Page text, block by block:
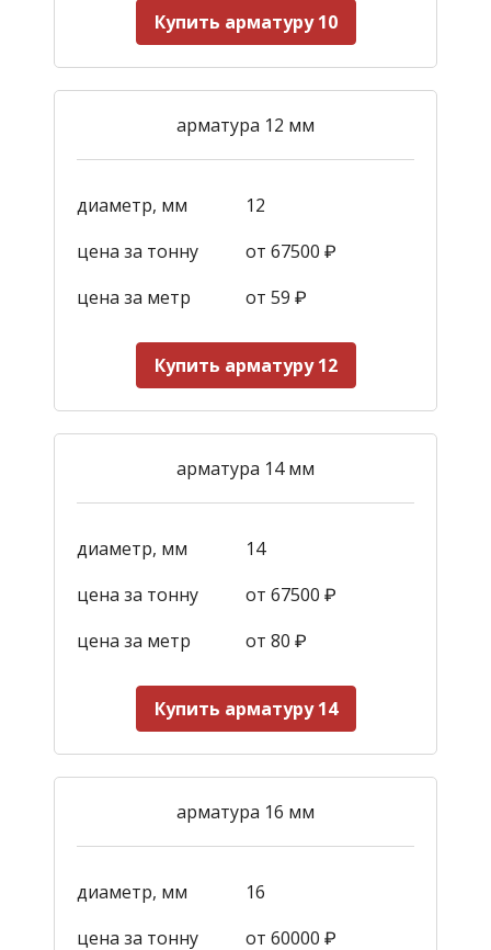
Купить арматуру 10
арматура 12 мм
диаметр, мм
12
цена за тонну
от 67500 ₽
цена за метр
от 59 ₽
Купить арматуру 12
арматура 14 мм
диаметр, мм
14
цена за тонну
от 67500 ₽
цена за метр
от 80 ₽
Купить арматуру 14
арматура 16 мм
диаметр, мм
16
цена за тонну
от 60000 ₽